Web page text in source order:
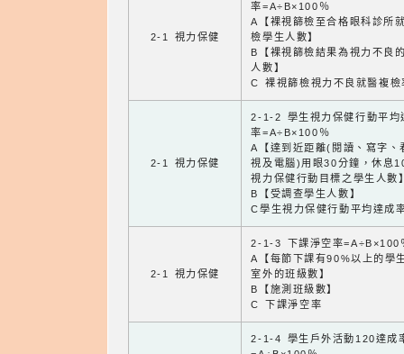
2-1 視力保健
率=A÷B×100％
A【裸視篩檢至合格眼科診所
檢學生人數】
B【裸視篩檢結果為視力不良
人數】
C 裸視篩檢視力不良就醫複檢
2-1 視力保健
2-1-2 學生視力保健行動平均
率=A÷B×100％
A【達到近距離(閱讀、寫字、
視及電腦)用眼30分鐘，休息
視力保健行動目標之學生人數
B【受調查學生人數】
C學生視力保健行動平均達成
2-1 視力保健
2-1-3 下課淨空率=A÷B×100
A【每節下課有90%以上的學
室外的班級數】
B【施測班級數】
C 下課淨空率
2-1-4 學生戶外活動120達成